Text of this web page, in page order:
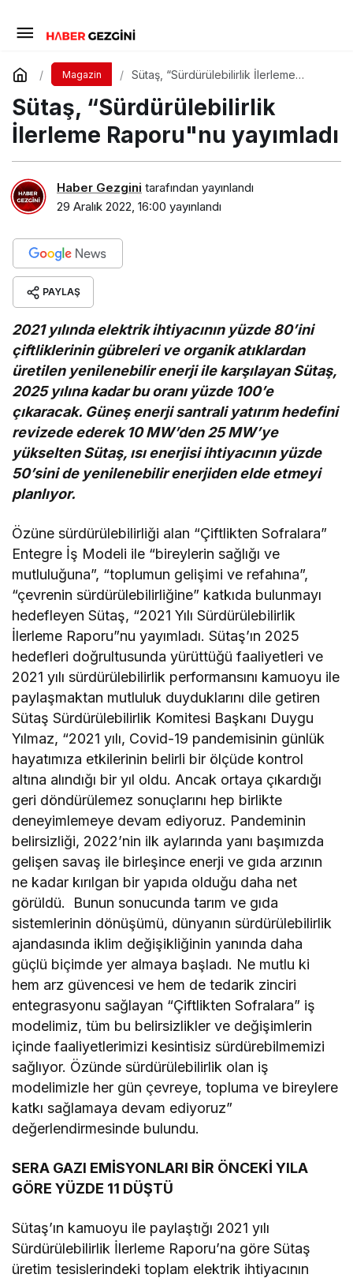
Magazin
Sütaş, “Sürdürülebilirlik İlerleme
Sütaş, “Sürdürülebilirlik
İlerleme Raporu"nu yayımladı
Haber Gezgini tarafından yayınlandı
29 Aralık 2022, 16:00 yayınlandı
PAYLAŞ
2021 yılında elektrik ihtiyacının yüzde 80’ini
çiftliklerinin gübreleri ve organik atıklardan
üretilen yenilenebilir enerji ile karşılayan Sütaş,
2025 yılına kadar bu oranı yüzde 100’e
çıkaracak. Güneş enerji santrali yatırım hedefini
revizede ederek 10 MW’den 25 MW’ye
yükselten Sütaş, ısı enerjisi ihtiyacının yüzde
50’sini de yenilenebilir enerjiden elde etmeyi
planlıyor.
Özüne sürdürülebilirliği alan “Çiftlikten Sofralara”
Entegre İş Modeli ile “bireylerin sağlığı ve
mutluluğuna”, “toplumun gelişimi ve refahına”,
“çevrenin sürdürülebilirliğine” katkıda bulunmayı
hedefleyen Sütaş, “2021 Yılı Sürdürülebilirlik
İlerleme Raporu”nu yayımladı. Sütaş’ın 2025
hedefleri doğrultusunda yürüttüğü faaliyetleri ve
2021 yılı sürdürülebilirlik performansını kamuoyu ile
paylaşmaktan mutluluk duyduklarını dile getiren
Sütaş Sürdürülebilirlik Komitesi Başkanı Duygu
Yılmaz, “2021 yılı, Covid-19 pandemisinin günlük
hayatımıza etkilerinin belirli bir ölçüde kontrol
altına alındığı bir yıl oldu. Ancak ortaya çıkardığı
geri döndürülemez sonuçlarını hep birlikte
deneyimlemeye devam ediyoruz. Pandeminin
belirsizliği, 2022’nin ilk aylarında yanı başımızda
gelişen savaş ile birleşince enerji ve gıda arzının
ne kadar kırılgan bir yapıda olduğu daha net
görüldü. Bunun sonucunda tarım ve gıda
sistemlerinin dönüşümü, dünyanın sürdürülebilirlik
ajandasında iklim değişikliğinin yanında daha
güçlü biçimde yer almaya başladı. Ne mutlu ki
hem arz güvencesi ve hem de tedarik zinciri
entegrasyonu sağlayan “Çiftlikten Sofralara” iş
modelimiz, tüm bu belirsizlikler ve değişimlerin
içinde faaliyetlerimizi kesintisiz sürdürebilmemizi
sağlıyor. Özünde sürdürülebilirlik olan iş
modelimizle her gün çevreye, topluma ve bireylere
katkı sağlamaya devam ediyoruz”
değerlendirmesinde bulundu.
SERA GAZI EMİSYONLARI BİR ÖNCEKİ YILA
GÖRE YÜZDE 11 DÜŞTÜ
Sütaş’ın kamuoyu ile paylaştığı 2021 yılı
Sürdürülebilirlik İlerleme Raporu’na göre Sütaş
üretim tesislerindeki toplam elektrik ihtiyacının